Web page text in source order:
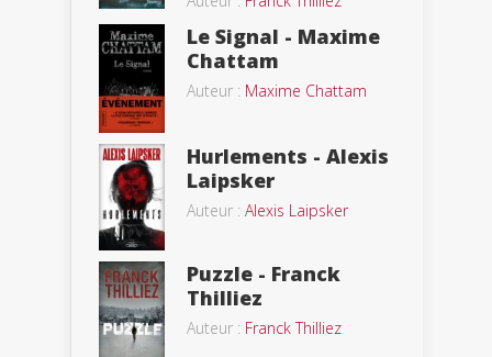
Le Signal - Maxime
Chattam
Auteur : Maxime Chattam
Hurlements - Alexis
Laipsker
Auteur : Alexis Laipsker
Puzzle - Franck
Thilliez
Auteur : Franck Thilliez